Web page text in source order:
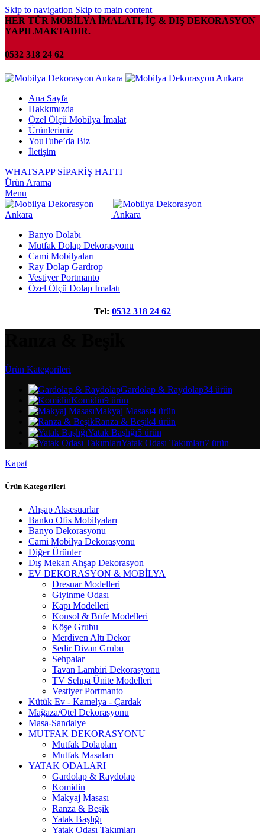
Skip to navigation Skip to main content
HER TÜR MOBİLYA İMALATI, İÇ & DIŞ DEKORASYON
YAPILMAKTADIR.
0532 318 24 62
Ana Sayfa
Hakkımızda
Özel Ölçü Mobilya İmalat
Ürünlerimiz
YouTube’da Biz
İletişim
WHATSAPP SİPARİŞ HATTI
Ürün Arama
Menu
Banyo Dolabı
Mutfak Dolap Dekorasyonu
Cami Mobilyaları
Ray Dolap Gardrop
Vestiyer Portmanto
Özel Ölçü Dolap İmalatı
Tel: 0532 318 24 62
Ürün Kategorileri
Gardolap & Raydolap34 ürün
Komidin9 ürün
Makyaj Masası4 ürün
Ranza & Beşik4 ürün
Yatak Başlığı5 ürün
Yatak Odası Takımları7 ürün
Kapat
Ürün Kategorileri
Ahşap Aksesuarlar
Banko Ofis Mobilyaları
Banyo Dekorasyonu
Cami Mobilya Dekorasyonu
Diğer Ürünler
Dış Mekan Ahşap Dekorasyon
EV DEKORASYON & MOBİLYA
Dresuar Modelleri
Giyinme Odası
Kapı Modelleri
Konsol & Büfe Modelleri
Köşe Grubu
Merdiven Altı Dekor
Sedir Divan Grubu
Sehpalar
Tavan Lambiri Dekorasyonu
TV Sehpa Ünite Modelleri
Vestiyer Portmanto
Kütük Ev - Kamelya - Çardak
Mağaza/Otel Dekorasyonu
Masa-Sandalye
MUTFAK DEKORASYONU
Mutfak Dolapları
Mutfak Masaları
YATAK ODALARI
Gardolap & Raydolap
Komidin
Makyaj Masası
Ranza & Beşik
Yatak Başlığı
Yatak Odası Takımları